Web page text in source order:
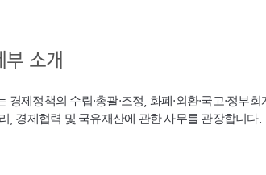
부 소개
경제정책의 수립·총괄·조정, 화폐·외환·국고·정부회
, 경제협력 및 국유재산에 관한 사무를 관장합니다.